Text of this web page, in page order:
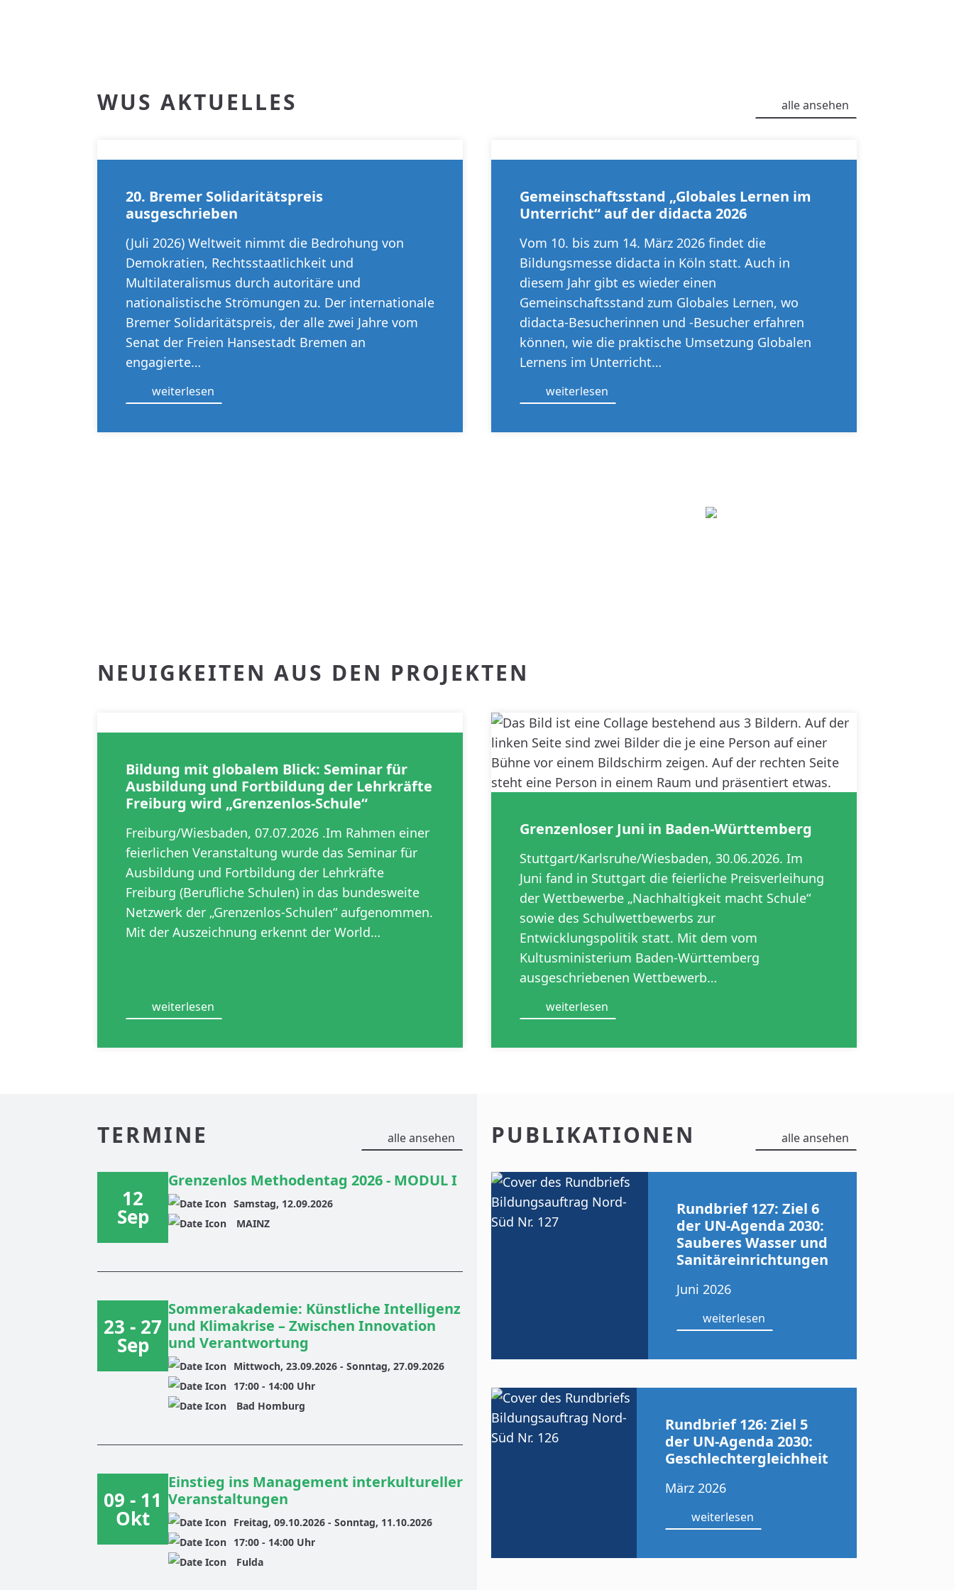
WUS AKTUELLES alle ansehen
20. Bremer Solidaritätspreis
ausgeschrieben
(Juli 2026) Weltweit nimmt die Bedrohung von
Demokratien, Rechtsstaatlichkeit und
Multilateralismus durch autoritäre und
nationalistische Strömungen zu. Der internationale
Bremer Solidaritätspreis, der alle zwei Jahre vom
Senat der Freien Hansestadt Bremen an
engagierte…
weiterlesen
Gemeinschaftsstand „Globales Lernen im
Unterricht“ auf der didacta 2026
Vom 10. bis zum 14. März 2026 findet die
Bildungsmesse didacta in Köln statt. Auch in
diesem Jahr gibt es wieder einen
Gemeinschaftsstand zum Globales Lernen, wo
didacta-Besucherinnen und -Besucher erfahren
können, wie die praktische Umsetzung Globalen
Lernens im Unterricht…
weiterlesen
NEUIGKEITEN AUS DEN PROJEKTEN
Bildung mit globalem Blick: Seminar für
Ausbildung und Fortbildung der Lehrkräfte
Freiburg wird „Grenzenlos-Schule“
Freiburg/Wiesbaden, 07.07.2026 .Im Rahmen einer
feierlichen Veranstaltung wurde das Seminar für
Ausbildung und Fortbildung der Lehrkräfte
Freiburg (Berufliche Schulen) in das bundesweite
Netzwerk der „Grenzenlos-Schulen“ aufgenommen.
Mit der Auszeichnung erkennt der World…
weiterlesen
Grenzenloser Juni in Baden-Württemberg
Stuttgart/Karlsruhe/Wiesbaden, 30.06.2026. Im
Juni fand in Stuttgart die feierliche Preisverleihung
der Wettbewerbe „Nachhaltigkeit macht Schule“
sowie des Schulwettbewerbs zur
Entwicklungspolitik statt. Mit dem vom
Kultusministerium Baden-Württemberg
ausgeschriebenen Wettbewerb…
weiterlesen
TERMINE alle ansehen
12
Sep
Grenzenlos Methodentag 2026 - MODUL I
Samstag, 12.09.2026
MAINZ
23 - 27
Sep
Sommerakademie: Künstliche Intelligenz
und Klimakrise – Zwischen Innovation
und Verantwortung
Mittwoch, 23.09.2026 - Sonntag, 27.09.2026
17:00 - 14:00 Uhr
Bad Homburg
09 - 11
Okt
Einstieg ins Management interkultureller
Veranstaltungen
Freitag, 09.10.2026 - Sonntag, 11.10.2026
17:00 - 14:00 Uhr
Fulda
PUBLIKATIONEN alle ansehen
Rundbrief 127: Ziel 6
der UN-Agenda 2030:
Sauberes Wasser und
Sanitäreinrichtungen
Juni 2026
weiterlesen
Rundbrief 126: Ziel 5
der UN-Agenda 2030:
Geschlechtergleichheit
März 2026
weiterlesen